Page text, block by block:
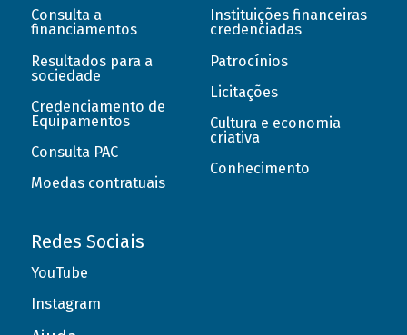
Consulta a
financiamentos
Resultados para a
sociedade
Credenciamento de
Equipamentos
Consulta PAC
Moedas contratuais
Instituições financeiras
credenciadas
Patrocínios
Licitações
Cultura e economia
criativa
Conhecimento
Redes Sociais
YouTube
Instagram